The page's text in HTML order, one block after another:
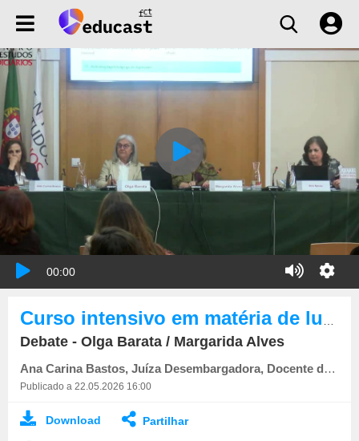
00:00
Debate - Olga Barata / Margarida Alves
Ana Carina Bastos, Juíza Desembargadora, Docente do Centro de Estudos Judiciários
Publicado a 22.05.2026 16:00
Download Partilhar